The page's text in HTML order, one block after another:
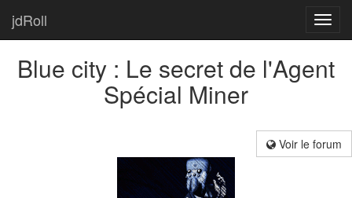
jdRoll
Blue city : Le secret de l'Agent
Spécial Miner
Voir le forum